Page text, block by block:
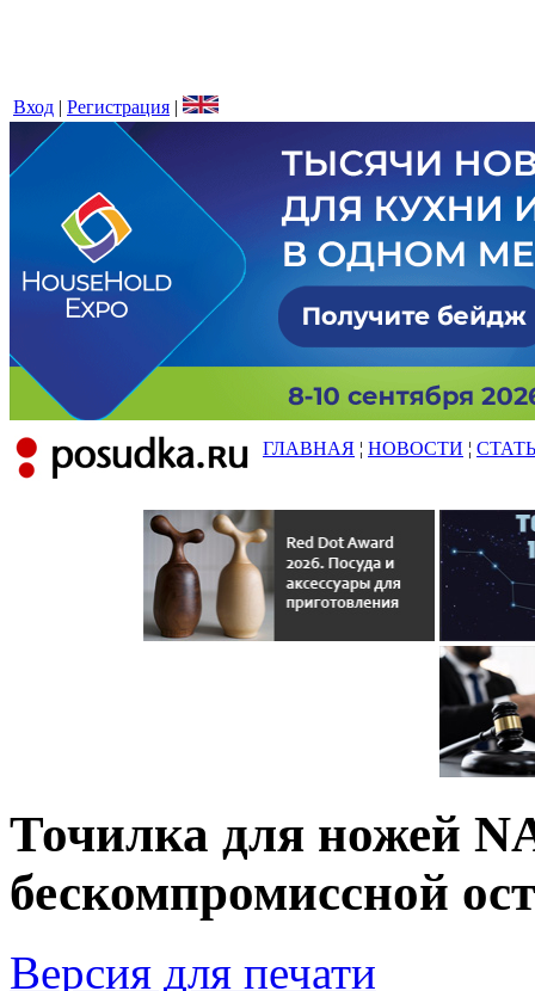
Вход | Регистрация |
ГЛАВНАЯ ¦ НОВОСТИ ¦
Точилка для ножей
бескомпромиссной
Версия для печати